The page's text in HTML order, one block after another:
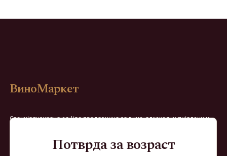
ВиноМаркет
Специјализирана on-line продавница за вино, алкохолни пијалоци и
домашните винарии, со избор на преку 8 винарии и 150 различни
Потврда за возраст